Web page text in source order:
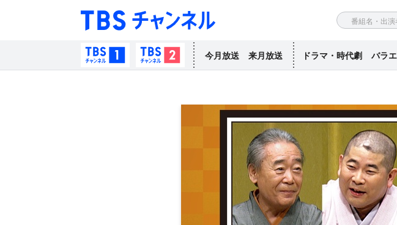
TBSチャンネル1TBSチャンネル2
今月放送 来月放送 ドラマ・時代劇 バラ